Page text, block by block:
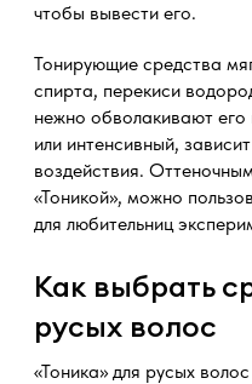
чтобы вывести его.
Тонирующие средства
спирта, перекиси
нежно обволакивают
или интенсивный,
воздействия.
«Тоникой», можно
для любительниц
Как выбрать
русых волос
«Тоника» для русых